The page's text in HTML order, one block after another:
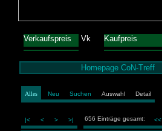
Verkaufspreis Vk Kaufpreis
Homepage CoN-Treff
Alles Neu Suchen Auswahl Detail
|< < > >| 656 Einträge gesamt: <<